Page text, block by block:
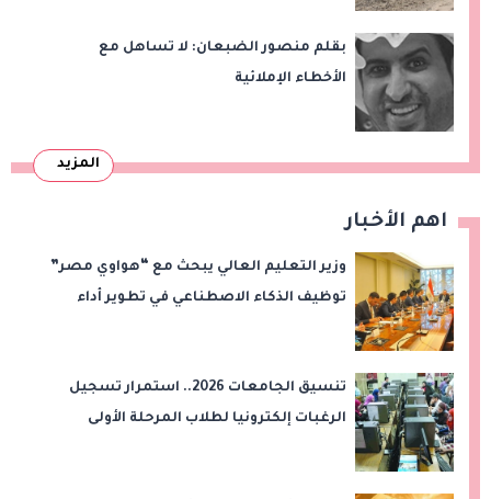
بقلم منصور الضبعان: لا تساهل مع
الأخطاء الإملائية
المزيد
اهم الأخبار
وزير التعليم العالي يبحث مع “هواوي مصر”
توظيف الذكاء الاصطناعي في تطوير أداء
تنسيق الجامعات 2026.. استمرار تسجيل
الرغبات إلكترونيا لطلاب المرحلة الأولى